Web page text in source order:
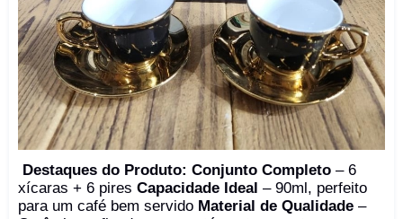
Destaques do Produto: Conjunto Completo – 6
xícaras + 6 pires Capacidade Ideal – 90ml, perfeito
para um café bem servido Material de Qualidade –